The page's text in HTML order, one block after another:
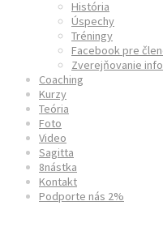
História
Úspechy
Tréningy
Facebook pre
Zverejňovanie
Coaching
Kurzy
Teória
Foto
Video
Sagitta
8nástka
Kontakt
Podporte nás 2%